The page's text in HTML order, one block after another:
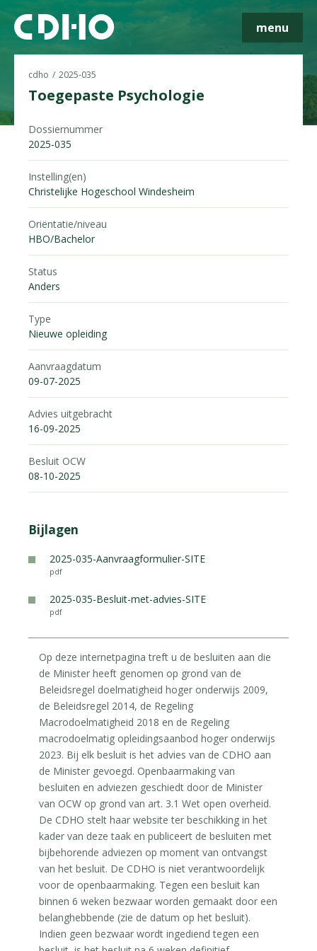
menu
cdho 2025-035
Toegepaste Psychologie
Dossiernummer
2025-035
Instelling(en)
Christelijke Hogeschool Windesheim
Oriëntatie/niveau
HBO/Bachelor
Status
Anders
Type
Nieuwe opleiding
Aanvraagdatum
09-07-2025
Advies uitgebracht
16-09-2025
Besluit OCW
08-10-2025
Bijlagen
2025-035-Aanvraagformulier-SITE
pdf
2025-035-Besluit-met-advies-SITE
pdf
Op deze internetpagina treft u de besluiten aan die
de Minister heeft genomen op grond van de
Beleidsregel doelmatigheid hoger onderwijs 2009,
de Beleidsregel 2014, de Regeling
Macrodoelmatigheid 2018 en de Regeling
macrodoelmatig opleidingsaanbod hoger onderwijs
2023. Bij elk besluit is het advies van de CDHO aan
de Minister gevoegd. Openbaarmaking van
besluiten en adviezen geschiedt door de Minister
van OCW op grond van art. 3.1 Wet open overheid.
De CDHO stelt haar website ter beschikking in het
kader van deze taak en publiceert de besluiten met
bijbehorende adviezen op moment van ontvangst
van het besluit. De CDHO is niet verantwoordelijk
voor de openbaarmaking. Tegen een besluit kan
binnen 6 weken bezwaar worden gemaakt door een
belanghebbende (zie de datum op het besluit).
Indien geen bezwaar wordt ingediend tegen een